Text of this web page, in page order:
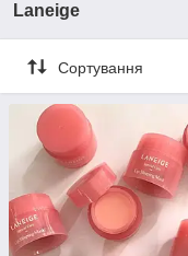
Laneige
Сортування